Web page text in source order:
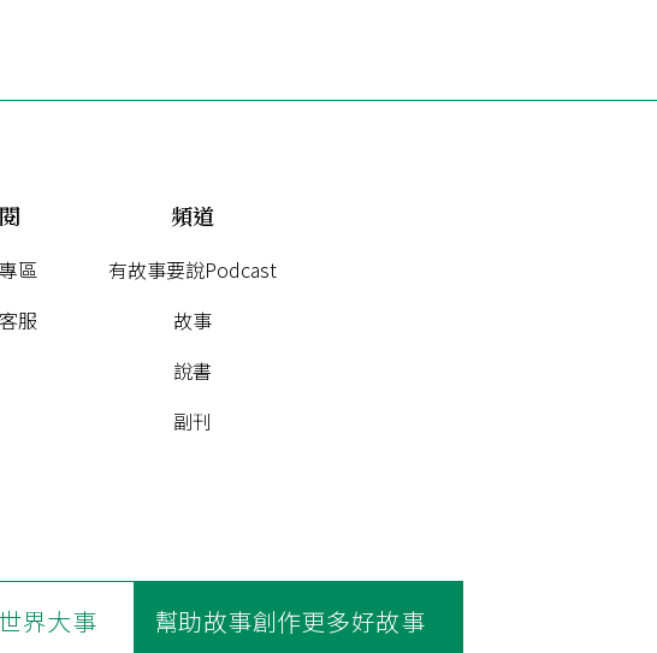
區
服
頻道
有故事要說Podcast
故事
說書
副刊
界大事 幫助故事創作更多好故事